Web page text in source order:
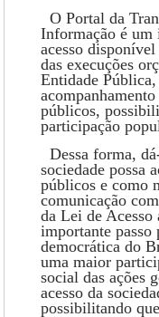
O Portal da
Informação é um
acesso
das execuções
Entidade
públicos,
participação
Dessa forma,
sociedade possa
públicos e como
comunicação
da Lei de Acesso
importante passo
democrática do
uma maior
social das ações
acesso da
possibilitando